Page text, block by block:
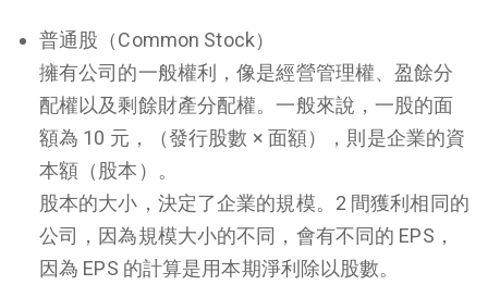
普通股（Common Stock）
擁有公司的一般權利，像是經營管理權、盈餘分
配權以及剩餘財產分配權。一般來說，一股的面
額為 10 元，（發行股數 × 面額），則是企業的資
本額（股本）。
股本的大小，決定了企業的規模。2 間獲利相同的
公司，因為規模大小的不同，會有不同的 EPS，
因為 EPS 的計算是用本期淨利除以股數。